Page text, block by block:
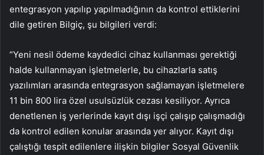
entegrasyon yapılıp yapılmadığının da kontrol ettiklerini
dile getiren Bilgiç, şu bilgileri verdi:
“Yeni nesil ödeme kaydedici cihaz kullanması gerektiği
halde kullanmayan işletmelerle, bu cihazlarla satış
yazılımları arasında entegrasyon sağlamayan işletmelere
11 bin 800 lira özel usulsüzlük cezası kesiliyor. Ayrıca
denetlenen iş yerlerinde kayıt dışı işçi çalışıp çalışmadığı
da kontrol edilen konular arasında yer alıyor. Kayıt dışı
çalıştığı tespit edilenlere ilişkin bilgiler Sosyal Güvenlik